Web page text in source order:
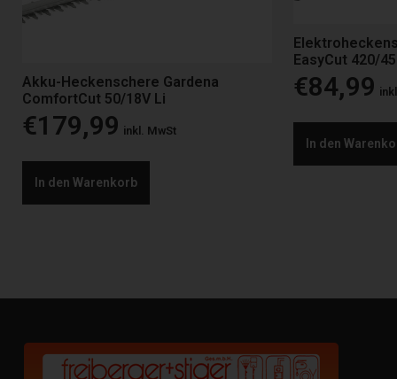
Akku-Heckenschere Gardena
ComfortCut 50/18V Li
€179,99 inkl. MwSt
In den Warenkorb
EasyCut 420/45
€84,99
In den